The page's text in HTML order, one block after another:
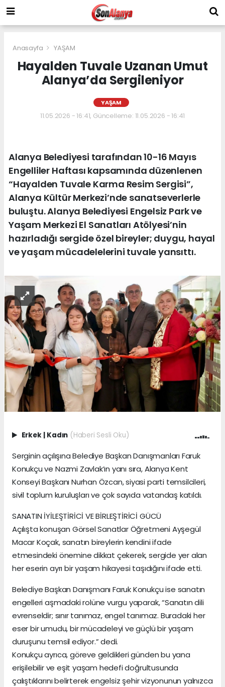
Anasayfa YAŞAM
Hayalden Tuvale Uzanan Umut
Alanya’da Sergileniyor
YAŞAM
11.05.2026 - 16:41, Güncelleme: 11.05.2026 - 16:41
Alanya Belediyesi tarafından 10-16 Mayıs
Engelliler Haftası kapsamında düzenlenen
“Hayalden Tuvale Karma Resim Sergisi”,
Alanya Kültür Merkezi’nde sanatseverlerle
buluştu. Alanya Belediyesi Engelsiz Park ve
Yaşam Merkezi El Sanatları Atölyesi’nin
hazırladığı sergide özel bireyler; duygu, hayal
ve yaşam mücadelelerini tuvale yansıttı.
Erkek | Kadın (Haberi Sesli Oku)
Serginin açılışına Belediye Başkan Danışmanları Faruk
Konukçu ve Nazmi Zavlak’ın yanı sıra, Alanya Kent
Konseyi Başkanı Nurhan Özcan, siyasi parti temsilcileri,
sivil toplum kuruluşları ve çok sayıda vatandaş katıldı.
SANATIN İYİLEŞTİRİCİ VE BİRLEŞTİRİCİ GÜCÜ
Açılışta konuşan Görsel Sanatlar Öğretmeni Ayşegül
Macar Koçak, sanatın bireylerin kendini ifade
etmesindeki önemine dikkat çekerek, sergide yer alan
her eserin ayrı bir yaşam hikayesi taşıdığını ifade etti.
Belediye Başkan Danışmanı Faruk Konukçu ise sanatın
engelleri aşmadaki rolüne vurgu yaparak, “Sanatın dili
evrenseldir; sınır tanımaz, engel tanımaz. Buradaki her
eser bir umudu, bir mücadeleyi ve güçlü bir yaşam
duruşunu temsil ediyor.” dedi.
Konukçu ayrıca, göreve geldikleri günden bu yana
erişilebilir ve eşit yaşam hedefi doğrultusunda
çalıştıklarını belirterek engelsiz şehir vizyonunun yalnızca